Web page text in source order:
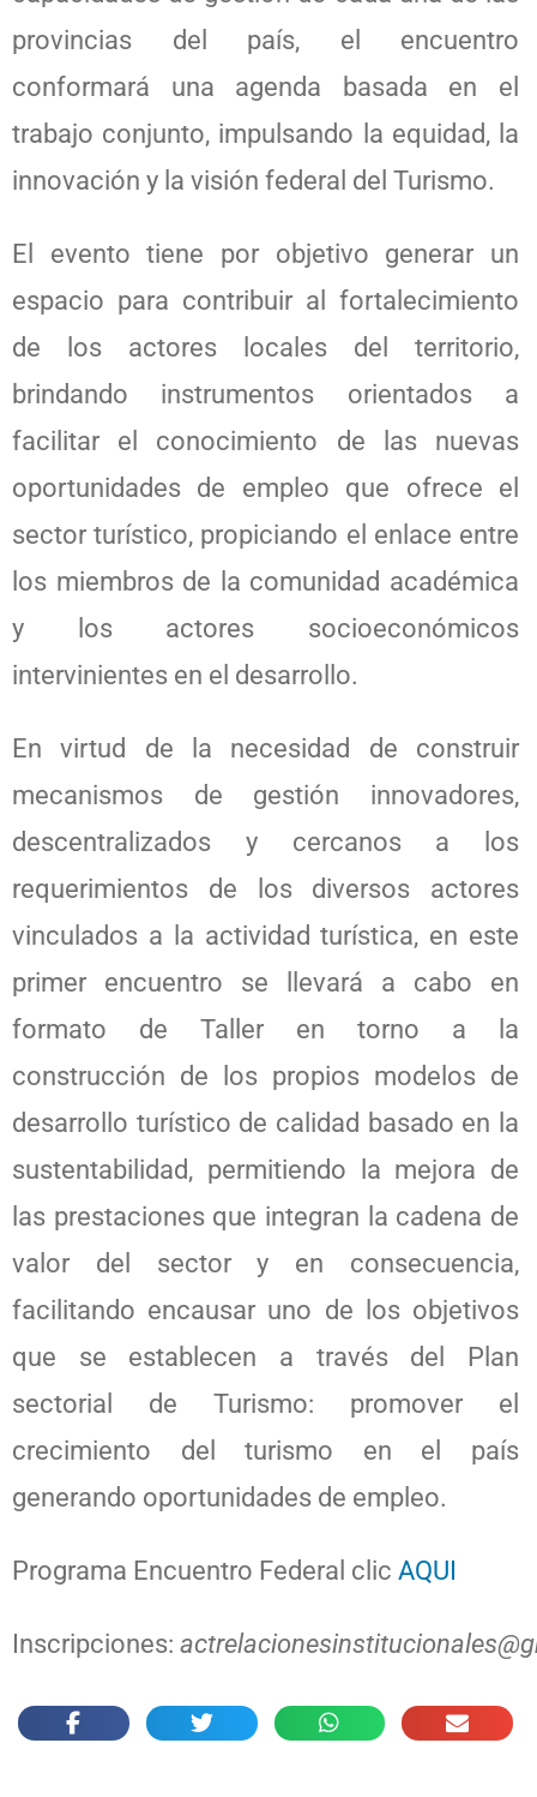
provincias del país, el encuentro
conformará una agenda basada en el
trabajo conjunto, impulsando la equidad, la
innovación y la visión federal del Turismo.
El evento tiene por objetivo generar un
espacio para contribuir al fortalecimiento
de los actores locales del territorio,
brindando instrumentos orientados a
facilitar el conocimiento de las nuevas
oportunidades de empleo que ofrece el
sector turístico, propiciando el enlace entre
los miembros de la comunidad académica
y los actores socioeconómicos
intervinientes en el desarrollo.
En virtud de la necesidad de construir
mecanismos de gestión innovadores,
descentralizados y cercanos a los
requerimientos de los diversos actores
vinculados a la actividad turística, en este
primer encuentro se llevará a cabo en
formato de Taller en torno a la
construcción de los propios modelos de
desarrollo turístico de calidad basado en la
sustentabilidad, permitiendo la mejora de
las prestaciones que integran la cadena de
valor del sector y en consecuencia,
facilitando encausar uno de los objetivos
que se establecen a través del Plan
sectorial de Turismo: promover el
crecimiento del turismo en el país
generando oportunidades de empleo.
Programa Encuentro Federal clic AQUI
Inscripciones: